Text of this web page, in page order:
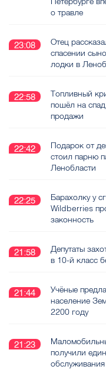
о травле
23:08
Отец
спасении
лодки в
22:58
Топливный
пошёл на
продажи
22:42
Подарок от
стоил парню
Ленобласти
22:25
Барахолку у
Wildberries
законность
21:58
Депутаты
в 10-й класс
21:44
Учёные
население
2200 году
21:23
получили